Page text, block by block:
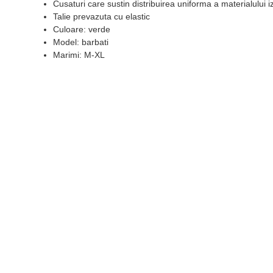
Cusaturi care sustin distribuirea uniforma a materialului
Talie prevazuta cu elastic
Culoare: verde
Model: barbati
Marimi: M-XL